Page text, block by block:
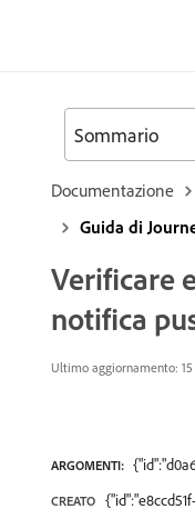
Documentazione
Guida di
Verificare
notifica
Ultimo aggiornamento:
ARGOMENTI:
CREATO
Sommario